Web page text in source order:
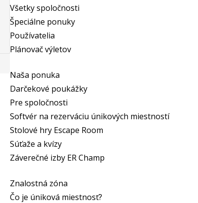
Všetky spoločnosti
Špeciálne ponuky
Používatelia
Plánovač výletov
Naša ponuka
Darčekové poukážky
Pre spoločnosti
Softvér na rezerváciu únikových miestností
Stolové hry Escape Room
Súťaže a kvízy
Záverečné izby ER Champ
Znalostná zóna
Čo je úniková miestnosť?